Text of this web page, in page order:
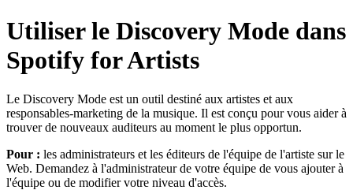
Utiliser le Discovery Mode dans
Spotify for Artists
Le Discovery Mode est un outil destiné aux artistes et aux
responsables-marketing de la musique. Il est conçu pour vous aider à
trouver de nouveaux auditeurs au moment le plus opportun.
Pour : les administrateurs et les éditeurs de l'équipe de l'artiste sur le
Web. Demandez à l'administrateur de votre équipe de vous ajouter à
l'équipe ou de modifier votre niveau d'accès.